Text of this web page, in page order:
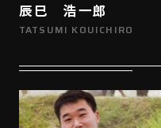
辰巳 浩一郎
TATSUMI KOUICHIRO